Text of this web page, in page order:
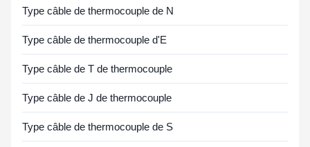
Type câble de thermocouple de N
Type câble de thermocouple d'E
Type câble de T de thermocouple
Type câble de J de thermocouple
Type câble de thermocouple de S